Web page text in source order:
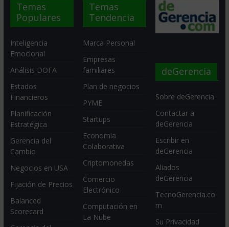
Temas
Populares
Inteligencia
Emocional
Análisis DOFA
Estados
Financieros
Planificación
Estratégica
Gerencia del
Cambio
Negocios en USA
Fijación de Precios
Balanced
Scorecard
Temas
Tendencia
Marca Personal
Empresas
familiares
Plan de negocios
PYME
Startups
Economia
Colaborativa
Criptomonedas
Comercio
Electrónico
Computación en
La Nube
deGerencia
Sobre deGerencia
Contactar a
deGerencia
Escribir en
deGerencia
Aliados
deGerencia
TecnoGerencia.co
m
Su Privacidad